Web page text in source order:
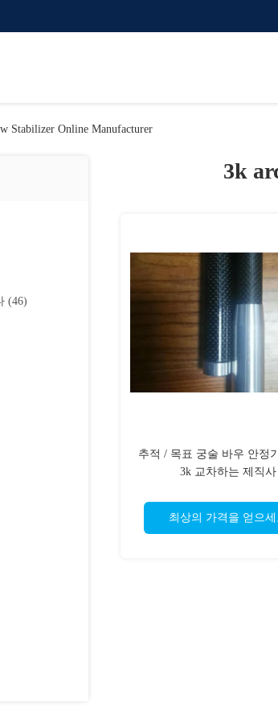
Stabilizer Online Manufacturer
(46)
3k
추적 / 목표 궁술 바우 안정
3k 교차하는 제직사
최상의 가격을 얻으세